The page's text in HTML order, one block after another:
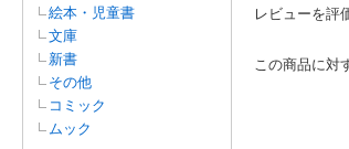
絵本・児童書
文庫
新書
その他
コミック
ムック
レビューを評
この商品に対